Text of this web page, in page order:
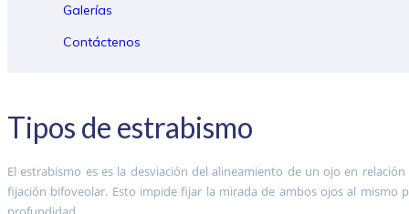
Galerías
Contáctenos
Tipos de estrabismo
El estrabismo es es la desviación del alineamiento de un ojo en
fijación bifoveolar. Esto impide fijar la mirada de ambos ojos al mismo